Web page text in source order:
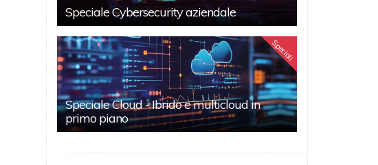
Speciale Cybersecurity aziendale
Speciali
Speciale Cloud - Ibrido e multicloud in
primo piano